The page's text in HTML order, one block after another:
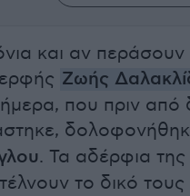
και αν
Ζωής
που πριν
. Τα αδέρφια
το δικό